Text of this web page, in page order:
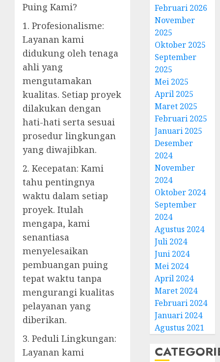
Puing Kami?
1. Profesionalisme:
Layanan kami
didukung oleh tenaga
ahli yang
mengutamakan
kualitas. Setiap proyek
dilakukan dengan
hati-hati serta sesuai
prosedur lingkungan
yang diwajibkan.
2. Kecepatan: Kami
tahu pentingnya
waktu dalam setiap
proyek. Itulah
mengapa, kami
senantiasa
menyelesaikan
pembuangan puing
tepat waktu tanpa
mengurangi kualitas
pelayanan yang
diberikan.
3. Peduli Lingkungan:
Layanan kami
Februari 2026
November
2025
Oktober 2025
September
2025
Mei 2025
April 2025
Maret 2025
Februari 2025
Januari 2025
Desember
2024
November
2024
Oktober 2024
September
2024
Agustus 2024
Juli 2024
Juni 2024
Mei 2024
April 2024
Maret 2024
Februari 2024
Januari 2024
Agustus 2021